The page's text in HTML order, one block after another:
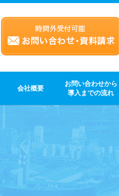
会社概要
お問い合わせから
導入までの流れ